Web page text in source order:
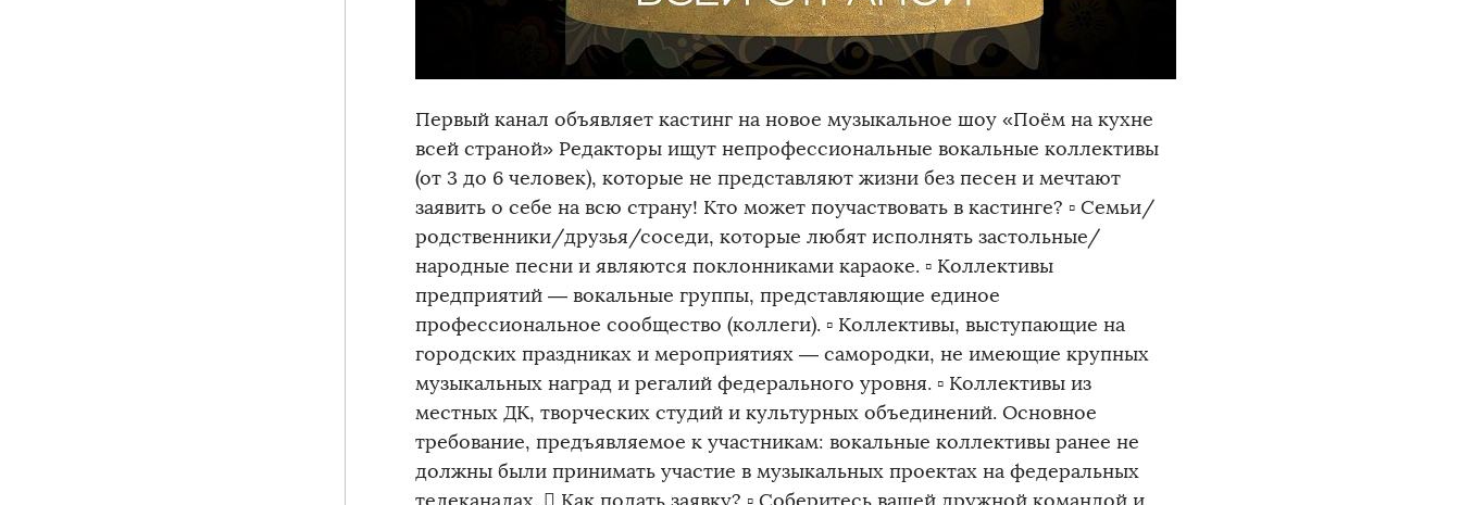
Первый канал объявляет кастинг на новое музыкальное шоу «Поём на кухне
всей страной» Редакторы ищут непрофессиональные вокальные коллективы
(от 3 до 6 человек), которые не представляют жизни без песен и мечтают
заявить о себе на всю страну! Кто может поучаствовать в кастинге? ▫ Семьи/
родственники/друзья/соседи, которые любят исполнять застольные/
народные песни и являются поклонниками караоке. ▫ Коллективы
предприятий — вокальные группы, представляющие единое
профессиональное сообщество (коллеги). ▫ Коллективы, выступающие на
городских праздниках и мероприятиях — самородки, не имеющие крупных
музыкальных наград и регалий федерального уровня. ▫ Коллективы из
местных ДК, творческих студий и культурных объединений. Основное
требование, предъявляемое к участникам: вокальные коллективы ранее не
должны были принимать участие в музыкальных проектах на федеральных